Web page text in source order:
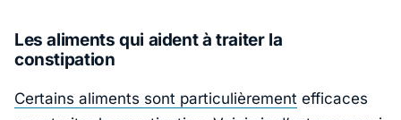
Les aliments qui aident à traiter la
constipation
Certains aliments sont particulièrement efficaces